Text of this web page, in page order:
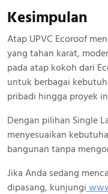
Kesimpulan
Atap UPVC Ecoroof
yang tahan karat,
pada atap kokoh dari
untuk berbagai
pribadi hingga proyek
Dengan pilihan Single
menyesuaikan
bangunan tanpa
Jika Anda sedang
dipasang, kunjungi